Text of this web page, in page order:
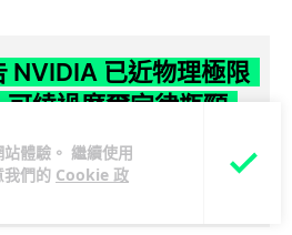
體驗。 繼續使用
我們的 Cookie 政
NVIDIA 已近物理極限
繞過摩爾定律瓶頸
罕見接受近 5 小時專訪，警告
逼近物理極限，傳統製程升級已失經